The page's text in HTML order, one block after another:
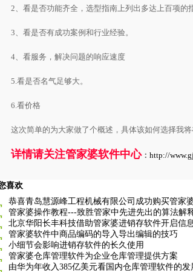
看是否功能齐全，选型指南上列出多达上百项的指
看是否有成功案例和行业经验。
看服务，解决问题的响应速度
看是否名气足够大。
看价格
次简单的为大家做了个概述，具体该如何选择我将
详情请关注管家婆软件中心： http://
喜欢
恭喜青岛慧源峰工程机械有限公司成功购买管家
管家婆操作教程---致胜管家中先进先出的算法解
北京华阳长丰科技借助管家婆进销存软件开启信
管家婆软件中商品编码的导入导出编辑的技巧
小细节会影响进销存软件的长久使用
管家婆仓库管理软件为企业仓库管理提供方案
由华为年收入385亿美元看国内仓库管理软件的发